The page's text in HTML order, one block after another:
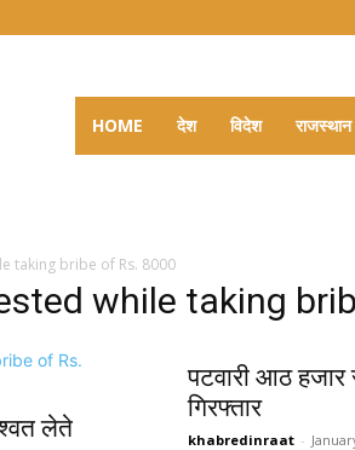
HOME देश विदेश राजस्थान
taking bribe of Rs. 8000
while taking
लेते
पटवारी आठ
गिरफ्तार
khabredinraat -